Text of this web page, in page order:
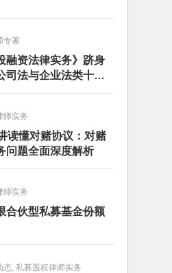
专著
融资法律实务》跻身
司法与企业法类十大
榜
师实务
读懂对赌协议：对赌
问题全面深度解析
师实务
合伙型私募基金份额
态, 私募股权律师实务